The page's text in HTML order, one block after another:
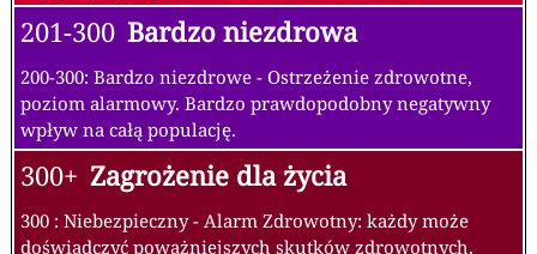
201-300 Bardzo niezdrowa
200-300: Bardzo niezdrowe - Ostrzeżenie zdrowotne,
poziom alarmowy. Bardzo prawdopodobny negatywny
wpływ na całą populację.
300+ Zagrożenie dla życia
300 : Niebezpieczny - Alarm Zdrowotny: każdy może
doświadczyć poważniejszych skutków zdrowotnych.